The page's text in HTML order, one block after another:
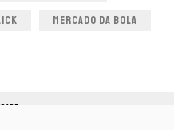
MERCADO DA BOLA